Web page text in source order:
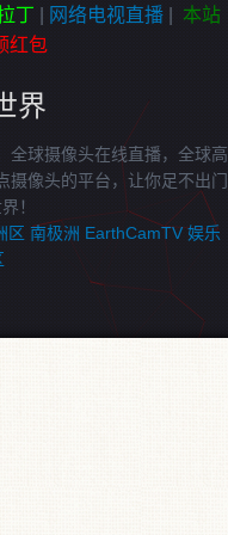
丁 网络电视直播
本站
红包
界
全球摄像头在线直播，全球高
摄像头的平台，让你足不出门
！
区 南极洲 EarthCamTV 娱乐